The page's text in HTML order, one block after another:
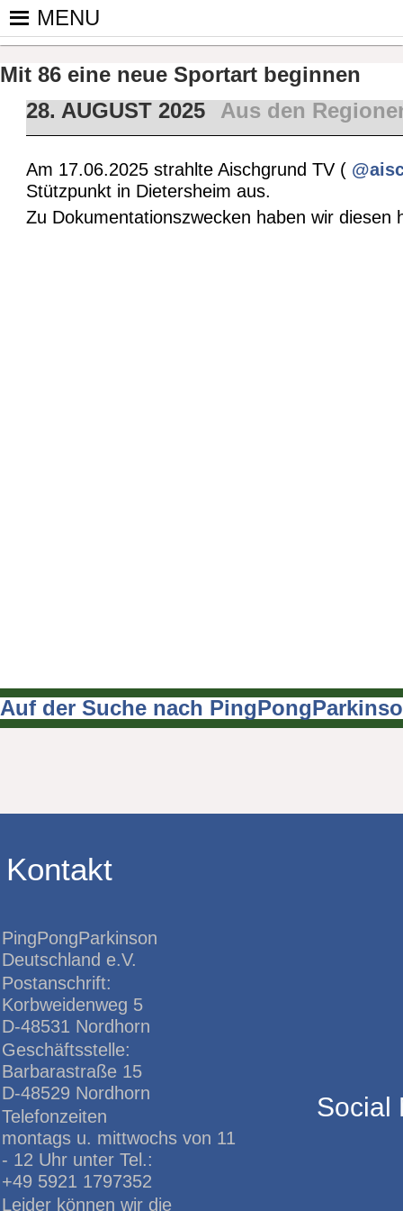
Skip
PINGPONGPARKINSON
ist der bundesweite Zusammenschluss von
Tischtennis – überwiegend ehrenamtlich um
MENU
Mit 86 eine neue Sportart beginnen
28. AUGUST 2025
Aus den
Am 17.06.2025 strahlte Aischgrund TV (
Stützpunkt in Dietersheim aus.
Zu Dokumentationszwecken haben wir diesen
Beitragsnavigation
Auf der Suche nach
Kontakt
PingPongParkinson
Deutschland e.V.
Postanschrift:
Korbweidenweg 5
D-48531 Nordhorn
Geschäftsstelle:
Barbarastraße 15
D-48529 Nordhorn
Telefonzeiten
montags u. mittwochs von 11
- 12 Uhr unter Tel.:
+49 5921 1797352
Leider können wir die
Social